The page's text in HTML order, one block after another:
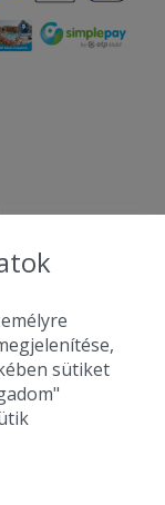
line Kft.
sütiket